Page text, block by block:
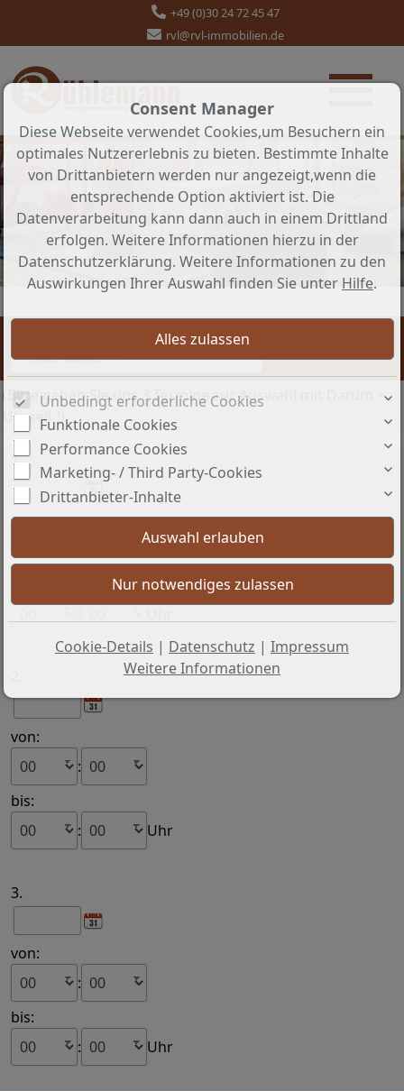
+49 (0)30 24 72 45 47
rvl@rvl-immobilien.de
Besichtigungen erwünscht. Objekt-Nr.:
(Bitte geben Sie uns 3 Termine zur Auswahl mit Datum +
Uhrzeit !)
1.
von:
von:
:
bis:
:
Uhr
3.
von:
:
bis:
:
Uhr
Consent Manager
Diese Webseite verwendet Cookies,um Besuchern ein
optimales Nutzererlebnis zu bieten. Bestimmte Inhalte
von Drittanbietern werden nur angezeigt,wenn die
entsprechende Option aktiviert ist. Die
Datenverarbeitung kann dann auch in einem Drittland
erfolgen. Weitere Informationen hierzu in der
Datenschutzerklärung. Weitere Informationen zu den
Auswirkungen Ihrer Auswahl finden Sie unter Hilfe.
Unbedingt erforderliche Cookies
Funktionale Cookies
Performance Cookies
Marketing- / Third Party-Cookies
Drittanbieter-Inhalte
Cookie-Details | Datenschutz | Impressum
Weitere Informationen